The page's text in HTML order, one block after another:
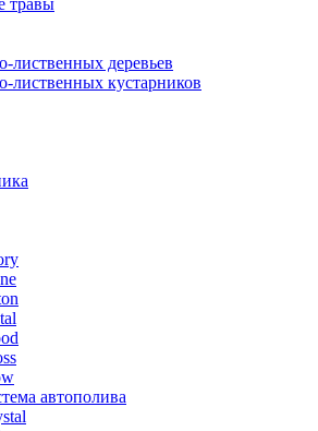
травы
лиственных деревьев
лиственных кустарников
автополива